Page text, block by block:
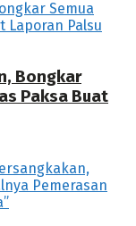
Bongkar
Paksa Buat